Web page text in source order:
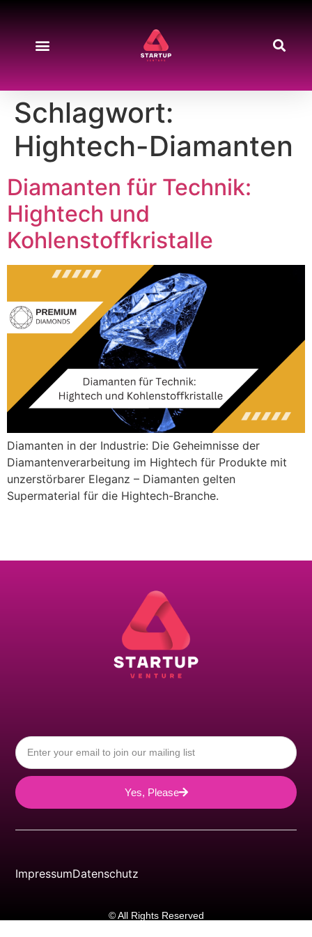
Schlagwort:
Hightech-Diamanten
Diamanten für Technik:
Hightech und
Kohlenstoffkristalle
Diamanten in der Industrie: Die Geheimnisse der
Diamantenverarbeitung im Hightech für Produkte mit
unzerstörbarer Eleganz – Diamanten gelten
Supermaterial für die Hightech-Branche.
Yes, Please
ImpressumDatenschutz
© All Rights Reserved